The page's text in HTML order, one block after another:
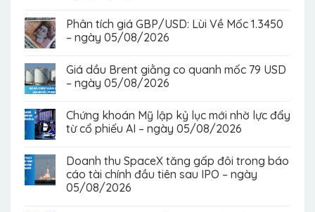
Phân tích giá GBP/USD: Lùi Về Mốc 1.3450
– ngày 05/08/2026
Giá dầu Brent giằng co quanh mốc 79 USD
– ngày 05/08/2026
Chứng khoán Mỹ lập kỷ lục mới nhờ lực đẩy
từ cổ phiếu AI – ngày 05/08/2026
Doanh thu SpaceX tăng gấp đôi trong báo
cáo tài chính đầu tiên sau IPO – ngày
05/08/2026